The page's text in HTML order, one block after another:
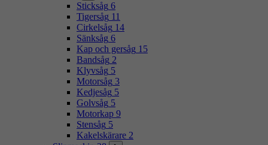
Sticksåg 6
Tigersåg 11
Cirkelsåg 14
Sänksåg 6
Kap och gersåg 15
Bandsåg 2
Klyvsåg 5
Motorsåg 3
Kedjesåg 5
Golvsåg 5
Motorkap 9
Stensåg 5
Kakelskärare 2